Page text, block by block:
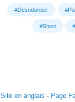
#Desodoriser
#Short
Site en anglais - Page